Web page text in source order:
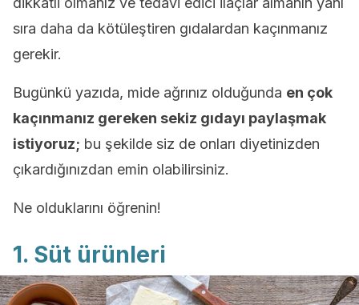
sıra daha da kötüleştiren gıdalardan kaçınmanız
gerekir.
Bugünkü yazıda, mide ağrınız olduğunda en çok
kaçınmanız gereken sekiz gıdayı paylaşmak
istiyoruz; bu şekilde siz de onları diyetinizden
çıkardığınızdan emin olabilirsiniz.
Ne olduklarını öğrenin!
1. Süt ürünleri